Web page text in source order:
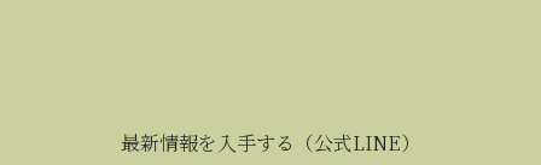
最新情報を入手する（公式LINE）